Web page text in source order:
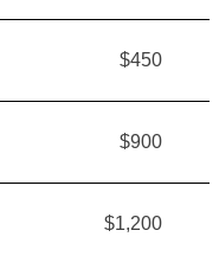
$450
$900
$1,200